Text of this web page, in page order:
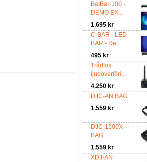
BatBar-100 -
DEMO EX...
1.695 kr
C-BAR - LED
BAR - De...
495 kr
Trådlös
ljudöverföri...
4.250 kr
DJC-AN BAG
1.559 kr
DJC-1500X
BAG
1.559 kr
XDJ-AN